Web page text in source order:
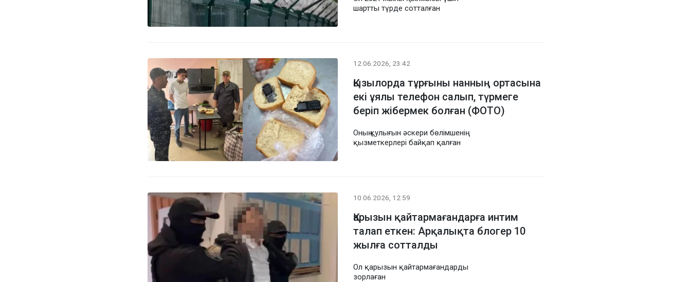
шартты түрде сотталған
12.06.2026, 23:42
Қызылорда тұрғыны нанның ортасына
екі ұялы телефон салып, түрмеге
беріп жібермек болған (ФОТО)
Оның қулығын әскери бөлімшенің
қызметкерлері байқап қалған
10.06.2026, 12:59
Қарызын қайтармағандарға интим
талап еткен: Арқалықта блогер 10
жылға сотталды
Ол қарызын қайтармағандарды
зорлаған